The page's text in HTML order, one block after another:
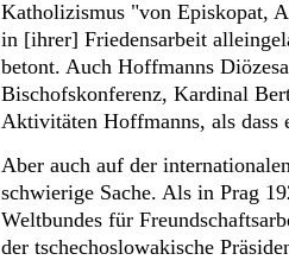
Katholizismus "von Episkopat,
in [ihrer] Friedensarbeit
betont. Auch Hoffmanns
Bischofskonferenz, Kardinal
Aktivitäten Hoffmanns, als dass
Aber auch auf der
schwierige Sache. Als in Prag
Weltbundes für
der tschechoslowakische